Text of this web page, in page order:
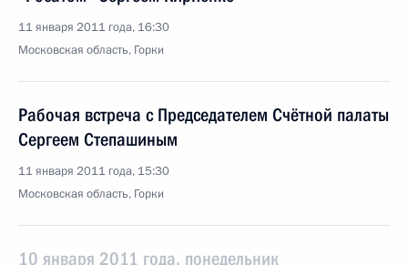
11 января 2011 года, 16:30
Московская область, Горки
Рабочая встреча с Председателем Счётной палаты
Сергеем Степашиным
11 января 2011 года, 15:30
Московская область, Горки
10 января 2011 года, понедельник